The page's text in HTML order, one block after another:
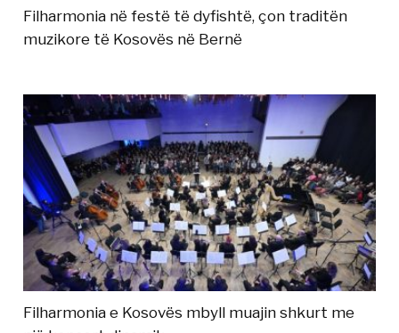
Filharmonia në festë të dyfishtë, çon traditën
muzikore të Kosovës në Bernë
Filharmonia e Kosovës mbyll muajin shkurt me